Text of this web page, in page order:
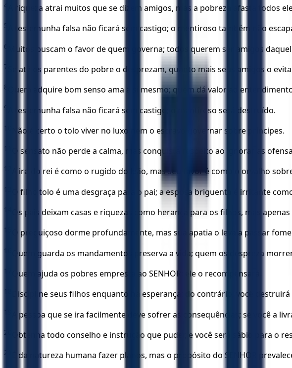
4 A riqueza atrai muitos que se dizem amigos, mas a pobreza afasta todos
5 A testemunha falsa não ficará sem castigo; o mentiroso também não
6 Muitos buscam o favor de quem governa; todos querem ser amigos
7 Se até os parentes do pobre o desprezam, quanto mais seus amigos o
8 Quem adquire bom senso ama a si mesmo; quem dá valor ao
9 A testemunha falsa não ficará sem castigo; o mentiroso será destruído.
10 Não é certo o tolo viver no luxo nem o escravo governar sobre príncipes.
11 O sensato não perde a calma, mas conquista respeito ao ignorar as
12 A ira do rei é como o rugido do leão, mas seu favor é como o orvalho
13 O filho tolo é uma desgraça para o pai; a esposa briguenta é irritante
14 Os pais deixam casas e riquezas como herança para os filhos, mas
15 O preguiçoso dorme profundamente, mas sua apatia o leva a passar
16 Quem guarda os mandamentos preserva a vida; quem os despreza
17 Quem ajuda os pobres empresta ao SENHOR; ele o recompensará.
18 Discipline seus filhos enquanto há esperança; do contrário, você destruirá
19 A pessoa que se ira facilmente deve sofrer as consequências; se você a
20 Obtenha todo conselho e instrução que puder, e você será sábio para o
21 É da natureza humana fazer planos, mas o propósito do SENHOR